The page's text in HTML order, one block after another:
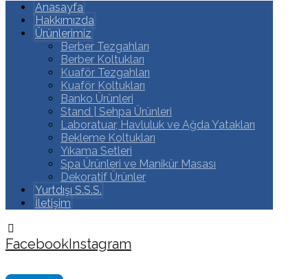
Anasayfa
Hakkımızda
Ürünlerimiz
Berber Tezgahları
Berber Koltukları
Kuaför Tezgahları
Kuaför Koltukları
Banko Ürünleri
Stand | Sehpa Ürünleri
Laboratuar, Havluluk ve Ağda Yatakları
Bekleme Koltukları
Yıkama Setleri
Spa Ürünleri ve Manikür Masası
Dekoratif Ürünler
Yurtdışı S.S.S.
İletişim
FacebookInstagram
www.akasyareklam.com